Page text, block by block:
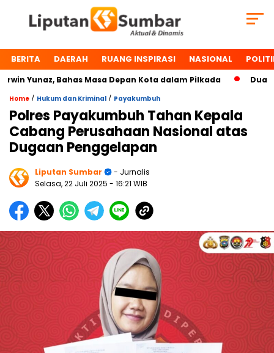
BERITA DAERAH RUANG INSPIRASI NASIONAL
Yunaz, Bahas Masa Depan Kota dalam Pilkada Dua
Home / Hukum dan Kriminal / Payakumbuh
Polres Payakumbuh Tahan Kepala
Cabang Perusahaan Nasional atas
Dugaan Penggelapan
Liputan Sumbar
- Jurnalis
Selasa, 22 Juli 2025 - 16:21 WIB